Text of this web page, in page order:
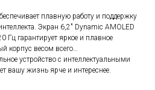
плавную работу и поддержку
Экран 6,2″ Dynamic AMOLED
Гц гарантирует яркое и плавное
корпус весом всего…
устройство с интеллектуальными
вашу жизнь ярче и интереснее.